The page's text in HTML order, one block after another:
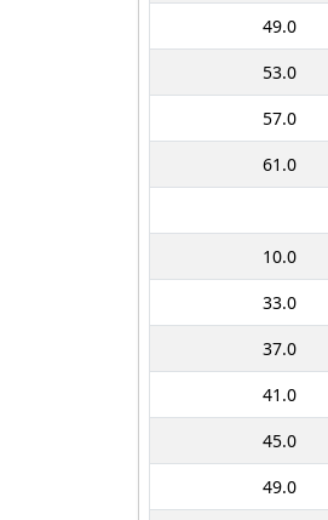
49.0
53.0
57.0
61.0
10.0
33.0
37.0
41.0
45.0
49.0